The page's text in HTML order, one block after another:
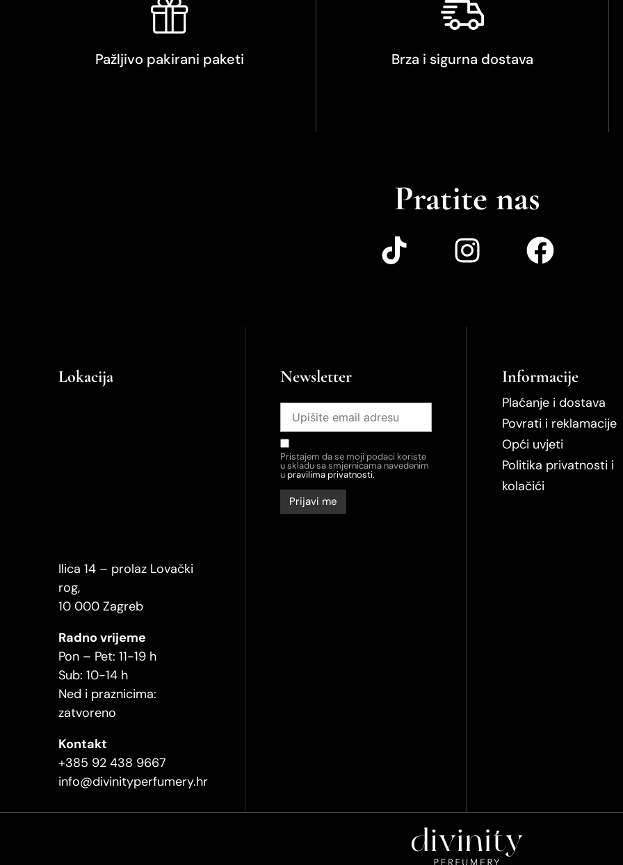
Pažljivo pakirani paketi Brza i sigurna dostava
Pratite nas
Lokacija
Ilica 14 – prolaz Lovački
rog,
10 000 Zagreb
Radno vrijeme
Pon – Pet: 11-19 h
Sub: 10-14 h
Ned i praznicima:
zatvoreno
Kontakt
+385 92 438 9667
info@divinityperfumery.hr
Newsletter
Pristajem da se moji podaci koriste
u skladu sa smjernicama navedenim
upravilima privatnosti.
Informacije
Plaćanje i dostava
Povrati i reklamacije
Opći uvjeti
Politika privatnosti i
kolačići